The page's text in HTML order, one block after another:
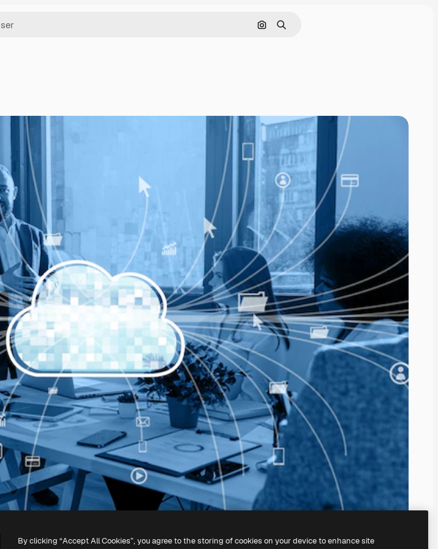
Pesquisar por imagem
Buscar
By clicking “Accept All Cookies”, you agree to the storing of cookies on your device to enhance site